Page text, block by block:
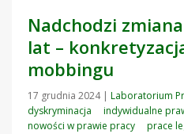
Nadchodzi
lat –
mobbingu
17 grudnia 2024 | Laboratorium
dyskryminacja
indywidualne
nowości w prawie pracy
prace